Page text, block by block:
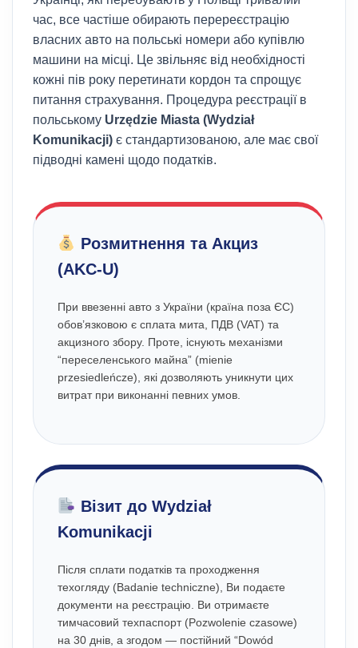
час, все частіше обирають перереєстрацію
власних авто на польські номери або купівлю
машини на місці. Це звільняє від необхідності
кожні пів року перетинати кордон та спрощує
питання страхування. Процедура реєстрації в
польському Urzędzie Miasta (Wydział
Komunikacji) є стандартизованою, але має свої
підводні камені щодо податків.
Розмитнення та Акциз
(AKC-U)
При ввезенні авто з України (країна поза ЄС)
обов’язковою є сплата мита, ПДВ (VAT) та
акцизного збору. Проте, існують механізми
“переселенського майна” (mienie
przesiedleńcze), які дозволяють уникнути цих
витрат при виконанні певних умов.
Візит до Wydział
Komunikacji
Після сплати податків та проходження
техогляду (Badanie techniczne), Ви подаєте
документи на реєстрацію. Ви отримаєте
тимчасовий техпаспорт (Pozwolenie czasowe)
на 30 днів, а згодом — постійний “Dowód